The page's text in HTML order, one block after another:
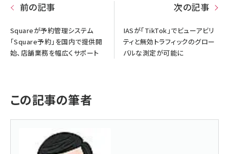
前の記事
Squareが予約管理システム
「Square予約」を国内で提供開
始、店舗業務を幅広くサポート
次の記事
IASが「TikTok」でビューアビリ
ティと無効トラフィックのグロー
バルな測定が可能に
この記事の筆者